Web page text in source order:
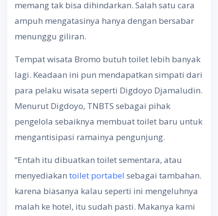
memang tak bisa dihindarkan. Salah satu cara
ampuh mengatasinya hanya dengan bersabar
menunggu giliran.
Tempat wisata Bromo butuh toilet lebih banyak
lagi. Keadaan ini pun mendapatkan simpati dari
para pelaku wisata seperti Digdoyo Djamaludin.
Menurut Digdoyo, TNBTS sebagai pihak
pengelola sebaiknya membuat toilet baru untuk
mengantisipasi ramainya pengunjung.
“Entah itu dibuatkan toilet sementara, atau
menyediakan toilet portabel sebagai tambahan.
karena biasanya kalau seperti ini mengeluhnya
malah ke hotel, itu sudah pasti. Makanya kami